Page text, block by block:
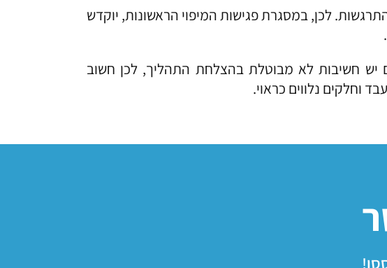
לכן, במסגרת פגישות המיפוי הראשונות, יוקדש
יש חשיבות לא מבוטלת בהצלחת התהליך, לכן חשוב
וחלקים נלווים כראוי.